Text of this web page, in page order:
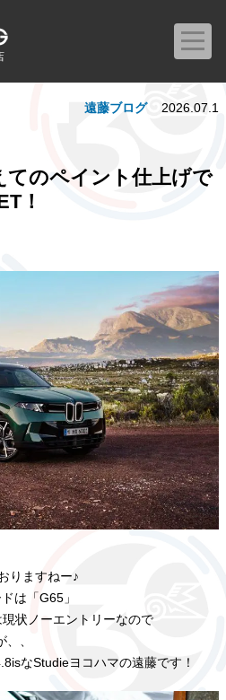
のペイント仕上げで
！
遠藤ブログ 2026.07.1
りますねー♪
は「G65」
状ノーエントリーなので
、
なStudieヨコハマの遠藤です！